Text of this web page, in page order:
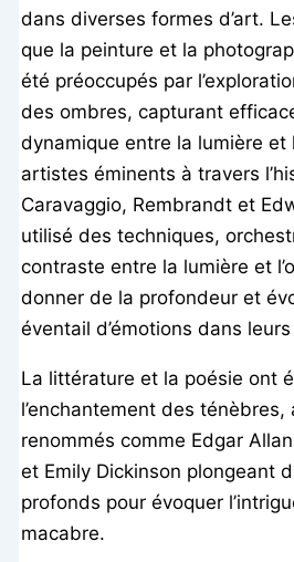
dans diverses formes d’art.
que la peinture et la
été préoccupés par
des ombres, capturant
dynamique entre la lumière et
artistes éminents à travers
Caravaggio, Rembrandt et
utilisé des techniques,
contraste entre la lumière et
donner de la profondeur et
éventail d’émotions dans
La littérature et la poésie ont
l’enchantement des
renommés comme Edgar
et Emily Dickinson plongeant
profonds pour évoquer
macabre.